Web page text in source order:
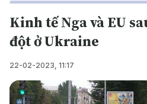
Kinh tế Nga và EU
đột ở Ukraine
22-02-2023, 11:17